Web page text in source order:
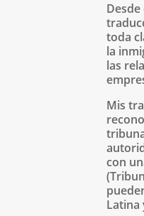
toda
la
las
Mis
con
Latina